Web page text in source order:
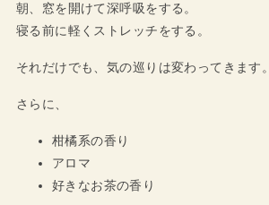
朝、窓を開けて深呼吸をする。
寝る前に軽くストレッチをする。
それだけでも、気の巡りは変わってきます。
さらに、
柑橘系の香り
アロマ
好きなお茶の香り